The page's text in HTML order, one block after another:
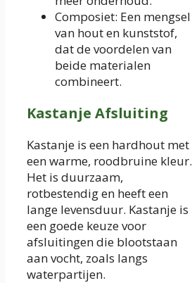
Composiet: Een mengsel
van hout en kunststof,
dat de voordelen van
beide materialen
combineert.
Kastanje Afsluiting
Kastanje is een hardhout met
een warme, roodbruine kleur.
Het is duurzaam,
rotbestendig en heeft een
lange levensduur. Kastanje is
een goede keuze voor
afsluitingen die blootstaan
aan vocht, zoals langs
waterpartijen.